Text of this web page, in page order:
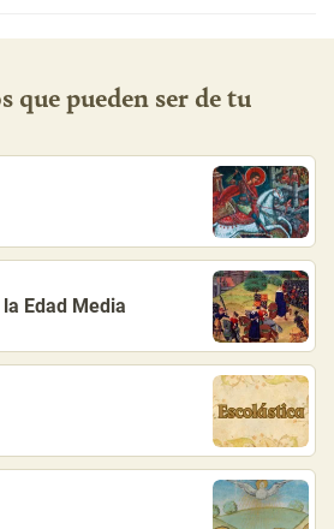
que pueden ser de tu
Edad Media